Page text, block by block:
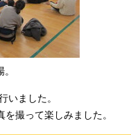
いました。
撮って楽しみました。